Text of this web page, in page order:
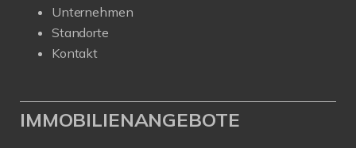
Unternehmen
Standorte
Kontakt
IMMOBILIENANGEBOTE